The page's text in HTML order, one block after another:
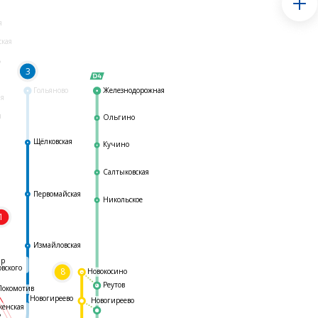
Гольяново
3
8
Железнодорожная
Ольгино
Кучино
Салтыковская
Никольское
Реутов
Измайловская
Первомайская
Щёлковская
Новогиреево
Новогиреево
Новокосино